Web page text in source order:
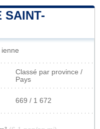
SAINT-
Classé par province /
Pays
669 / 1 672